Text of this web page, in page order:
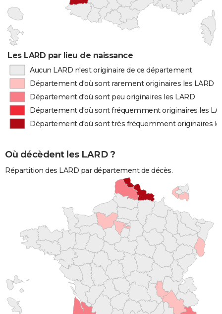
Les LARD par lieu de naissance
Aucun LARD n'est originaire de ce département
Département d'où sont rarement originaires les LARD
Département d'où sont peu originaires les LARD
Département d'où sont fréquemment originaires les
Département d'où sont très fréquemment originaires
Où décèdent les LARD ?
Répartition des LARD par département de décès.